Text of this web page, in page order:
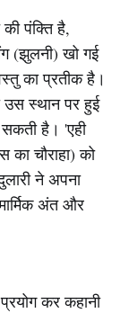
की पंक्ति है,
(झुलनी) खो गई
का प्रतीक है।
उस स्थान पर हुई
सकती है। 'एही
का चौराहा) को
ने अपना
अंत और
कर कहानी